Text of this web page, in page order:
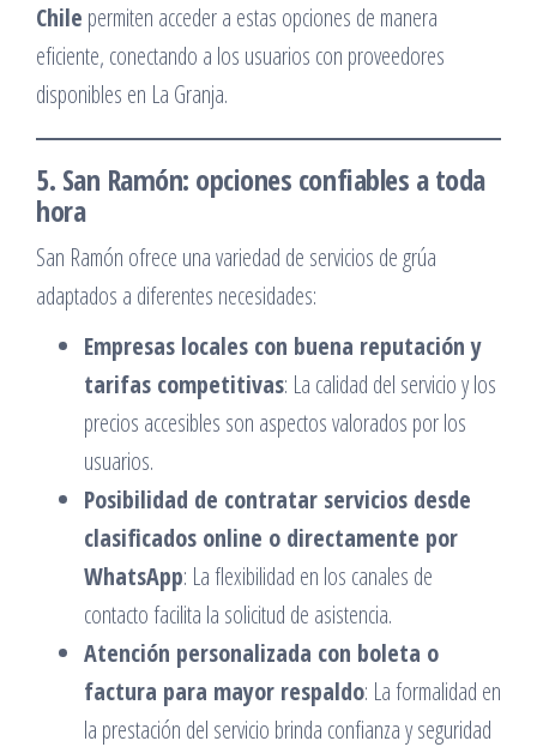
Chile permiten acceder a estas opciones de manera
eficiente, conectando a los usuarios con proveedores
disponibles en La Granja.​
5. San Ramón: opciones confiables a toda
hora
San Ramón ofrece una variedad de servicios de grúa
adaptados a diferentes necesidades:​
Empresas locales con buena reputación y
tarifas competitivas: La calidad del servicio y los
precios accesibles son aspectos valorados por los
usuarios.​
Posibilidad de contratar servicios desde
clasificados online o directamente por
WhatsApp: La flexibilidad en los canales de
contacto facilita la solicitud de asistencia.​
Atención personalizada con boleta o
factura para mayor respaldo: La formalidad en
la prestación del servicio brinda confianza y seguridad